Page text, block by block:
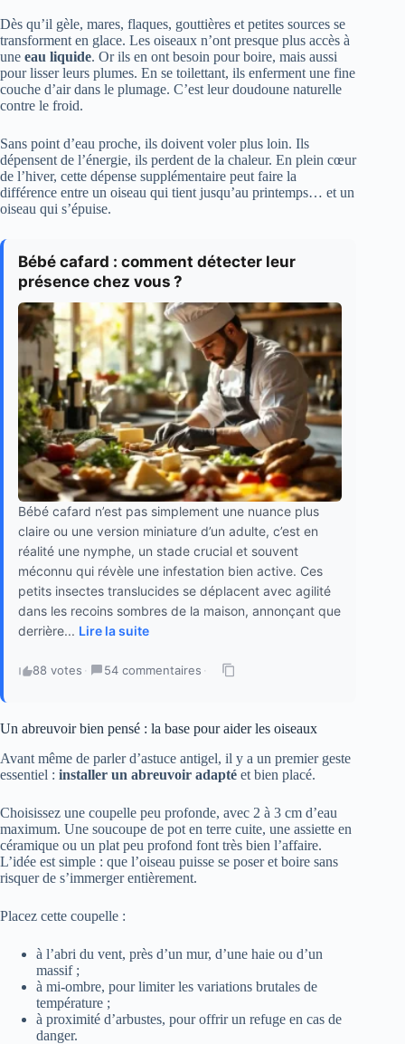
Dès qu’il gèle, mares, flaques, gouttières et petites sources se
transforment en glace. Les oiseaux n’ont presque plus accès à
une eau liquide. Or ils en ont besoin pour boire, mais aussi
pour lisser leurs plumes. En se toilettant, ils enferment une fine
couche d’air dans le plumage. C’est leur doudoune naturelle
contre le froid.
Sans point d’eau proche, ils doivent voler plus loin. Ils
dépensent de l’énergie, ils perdent de la chaleur. En plein cœur
de l’hiver, cette dépense supplémentaire peut faire la
différence entre un oiseau qui tient jusqu’au printemps… et un
oiseau qui s’épuise.
Bébé cafard : comment détecter leur
présence chez vous ?
Bébé cafard n’est pas simplement une nuance plus
claire ou une version miniature d’un adulte, c’est en
réalité une nymphe, un stade crucial et souvent
méconnu qui révèle une infestation bien active. Ces
petits insectes translucides se déplacent avec agilité
dans les recoins sombres de la maison, annonçant que
derrière... Lire la suite
88 votes · 54 commentaires ·
Un abreuvoir bien pensé : la base pour aider les oiseaux
Avant même de parler d’astuce antigel, il y a un premier geste
essentiel : installer un abreuvoir adapté et bien placé.
Choisissez une coupelle peu profonde, avec 2 à 3 cm d’eau
maximum. Une soucoupe de pot en terre cuite, une assiette en
céramique ou un plat peu profond font très bien l’affaire.
L’idée est simple : que l’oiseau puisse se poser et boire sans
risquer de s’immerger entièrement.
Placez cette coupelle :
à l’abri du vent, près d’un mur, d’une haie ou d’un
massif ;
à mi-ombre, pour limiter les variations brutales de
température ;
à proximité d’arbustes, pour offrir un refuge en cas de
danger.